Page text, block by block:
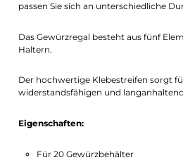
passen Sie sich an unterschiedliche
Das Gewürzregal besteht aus fünf
Haltern.
Der hochwertige Klebestreifen sorgt
widerstandsfähigen und
Eigenschaften:
Für 20 Gewürzbehälter